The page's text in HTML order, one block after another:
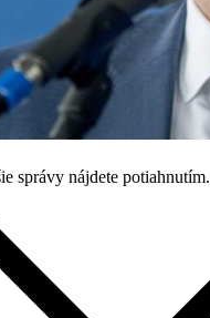
správy nájdete potiahnutím.